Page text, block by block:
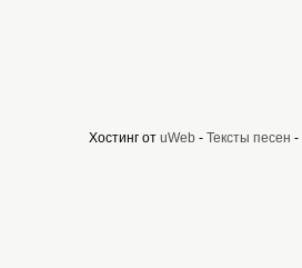
Хостинг от uWeb - Тексты песен -